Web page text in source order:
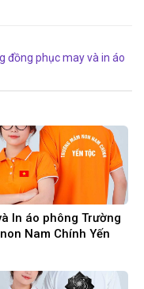
đồng phụcmay và in áo
In áo phông Trường
Nam Chính Yến